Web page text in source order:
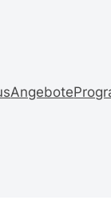
Angebote